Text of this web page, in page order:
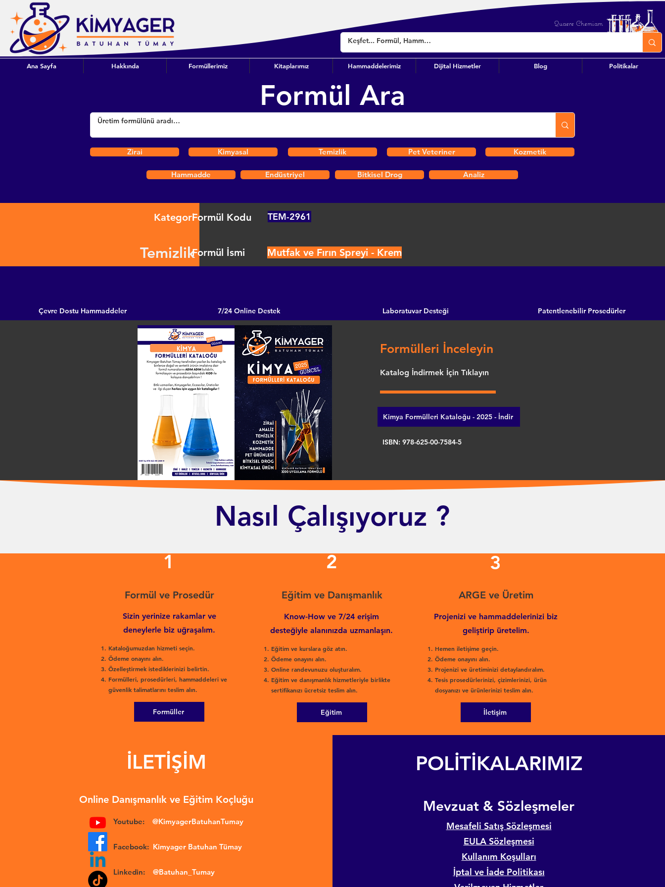
Quaere Chemiam
Ana Sayfa Hakkında Formüllerimiz Kitaplarımız Hammaddelerimiz Dijital Hizmetler Blog Politikalar
Formül Ara
Zirai Kimyasal Temizlik Pet Veteriner Kozmetik
Hammadde Endüstriyel Bitkisel Drog Analiz
Kategori
Temizlik
Formül Kodu TEM-2961
Formül İsmi Mutfak ve Fırın Spreyi - Krem
Çevre Dostu Hammaddeler 7/24 Online Destek Laboratuvar Desteği Patentlenebilir Prosedürler
Formülleri İnceleyin
Katalog İndirmek İçin Tıklayın
Kimya Formülleri Kataloğu - 2025 - İndir
ISBN: 978-625-00-7584-5
Nasıl Çalışıyoruz ?
1
Formül ve Prosedür
Sizin yerinize rakamlar ve
deneylerle biz uğraşalım.
Kataloğumuzdan hizmeti seçin.
Ödeme onayını alın.
Özelleştirmek istediklerinizi belirtin.
Formülleri, prosedürleri, hammaddeleri ve
güvenlik talimatlarını teslim alın.
Formüller
2
Eğitim ve Danışmanlık
Know-How ve 7/24 erişim
desteğiyle alanınızda uzmanlaşın.
Eğitim ve kurslara göz atın.
Ödeme onayını alın.
Online randevunuzu oluşturalım.
Eğitim ve danışmanlık hizmetleriyle birlikte
sertifikanızı ücretsiz teslim alın.
Eğitim
3
ARGE ve Üretim
Hemen iletişime geçin.
Ödeme onayını alın.
Projenizi ve üretiminizi detaylandıralım.
Tesis prosedürlerinizi, çizimlerinizi, ürün
dosyanızı ve ürünlerinizi teslim alın.
Projenizi ve hammaddelerinizi biz
geliştirip üretelim.
İletişim
İLETİŞİM
Online Danışmanlık ve Eğitim Koçluğu
Youtube: @KimyagerBatuhanTumay
Facebook: Kimyager Batuhan Tümay
Linkedin: @Batuhan_Tumay
POLİTİKALARIMIZ
​Mevzuat & Sözleşmeler
Mesafeli Satış Sözleşmesi
EULA Sözleşmesi
Kullanım Koşulları
İptal ve İade Politikası